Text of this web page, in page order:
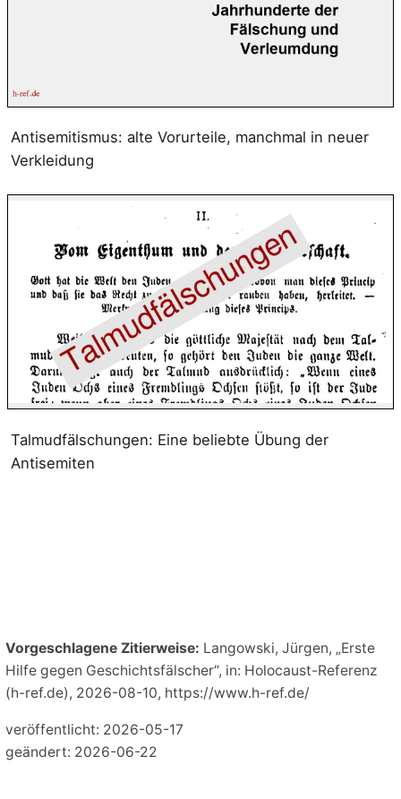
Antisemitismus: alte Vorurteile, manchmal in neuer
Verkleidung
Talmudfälschungen: Eine beliebte Übung der
Antisemiten
Vorgeschlagene Zitierweise: Langowski, Jürgen, „Erste
Hilfe gegen Geschichtsfälscher“, in: Holocaust-Referenz
(h-ref.de), 2026-08-10, https://www.h-ref.de/
veröffentlicht: 2026-05-17
geändert: 2026-06-22